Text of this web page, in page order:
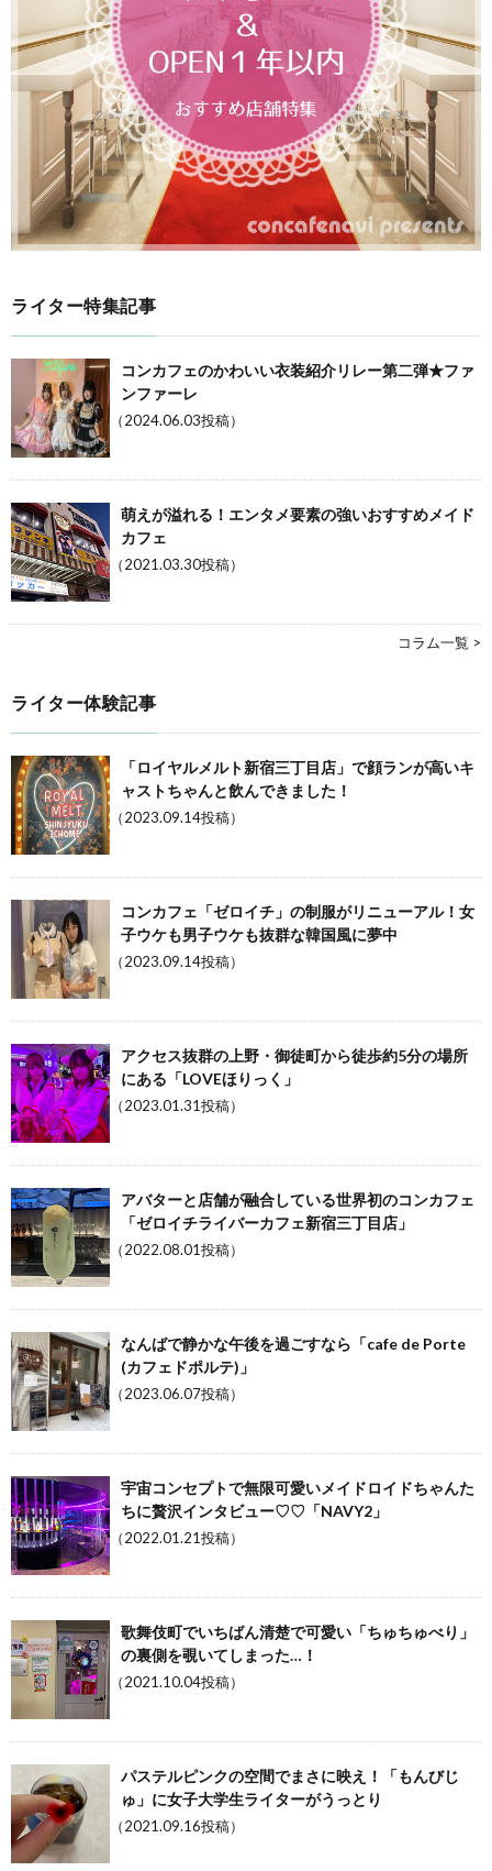
ライター特集記事
コンカフェのかわいい衣装紹介リレー第二弾★ファ
ンファーレ
（2024.06.03投稿）
萌えが溢れる！エンタメ要素の強いおすすめメイド
カフェ
（2021.03.30投稿）
コラム一覧 >
ライター体験記事
「ロイヤルメルト新宿三丁目店」で顔ランが高いキ
ャストちゃんと飲んできました！
（2023.09.14投稿）
コンカフェ「ゼロイチ」の制服がリニューアル！女
子ウケも男子ウケも抜群な韓国風に夢中
（2023.09.14投稿）
アクセス抜群の上野・御徒町から徒歩約5分の場所
にある「LOVEほりっく」
（2023.01.31投稿）
アバターと店舗が融合している世界初のコンカフェ
「ゼロイチライバーカフェ新宿三丁目店」
（2022.08.01投稿）
なんばで静かな午後を過ごすなら「cafe de Porte
(カフェドポルテ)」
（2023.06.07投稿）
宇宙コンセプトで無限可愛いメイドロイドちゃんた
ちに贅沢インタビュー♡♡「NAVY2」
（2022.01.21投稿）
歌舞伎町でいちばん清楚で可愛い「ちゅちゅべり」
の裏側を覗いてしまった…！
（2021.10.04投稿）
パステルピンクの空間でまさに映え！「もんびじ
ゅ」に女子大学生ライターがうっとり
（2021.09.16投稿）